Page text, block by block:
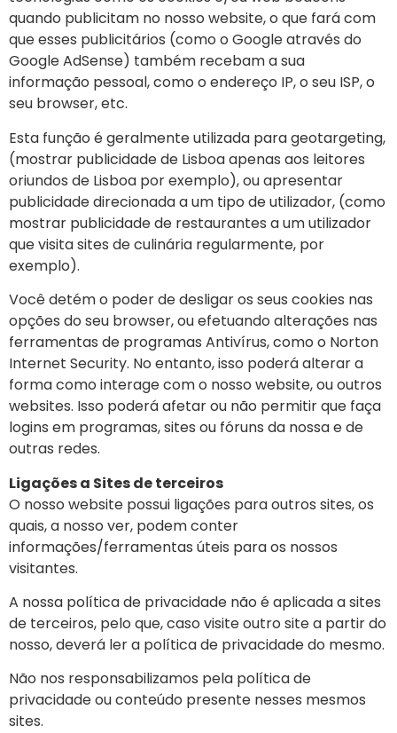
quando publicitam no nosso website, o que fará com
que esses publicitários (como o Google através do
Google AdSense) também recebam a sua
informação pessoal, como o endereço IP, o seu ISP, o
seu browser, etc.
Esta função é geralmente utilizada para geotargeting,
(mostrar publicidade de Lisboa apenas aos leitores
oriundos de Lisboa por exemplo), ou apresentar
publicidade direcionada a um tipo de utilizador, (como
mostrar publicidade de restaurantes a um utilizador
que visita sites de culinária regularmente, por
exemplo).
Você detém o poder de desligar os seus cookies nas
opções do seu browser, ou efetuando alterações nas
ferramentas de programas Antivírus, como o Norton
Internet Security. No entanto, isso poderá alterar a
forma como interage com o nosso website, ou outros
websites. Isso poderá afetar ou não permitir que faça
logins em programas, sites ou fóruns da nossa e de
outras redes.
Ligações a Sites de terceiros
O nosso website possui ligações para outros sites, os
quais, a nosso ver, podem conter
informações/ferramentas úteis para os nossos
visitantes.
A nossa política de privacidade não é aplicada a sites
de terceiros, pelo que, caso visite outro site a partir do
nosso, deverá ler a política de privacidade do mesmo.
Não nos responsabilizamos pela política de
privacidade ou conteúdo presente nesses mesmos
sites.